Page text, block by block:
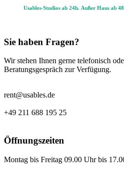
Usables-Studios ab 24h. Außer Haus ab
Sie haben Fragen?
Wir stehen Ihnen gerne telefonisch
Beratungsgespräch zur Verfügung.
rent@usables.de
+49 211 688 195 25
Öffnungszeiten
Montag bis Freitag 09.00 Uhr bis